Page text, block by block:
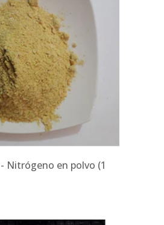
Nitrógeno en polvo (1